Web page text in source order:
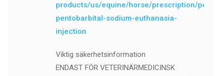
products/us/equine/horse/prescription/
pentobarbital-sodium-euthanasia-
injection
Viktig säkerhetsinformation
ENDAST FÖR VETERINÄRMEDICINSK